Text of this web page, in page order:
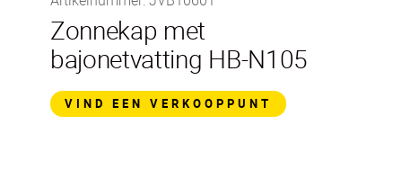
Zonnekap met
bajonetvatting HB-N105
VIND EEN VERKOOPPUNT